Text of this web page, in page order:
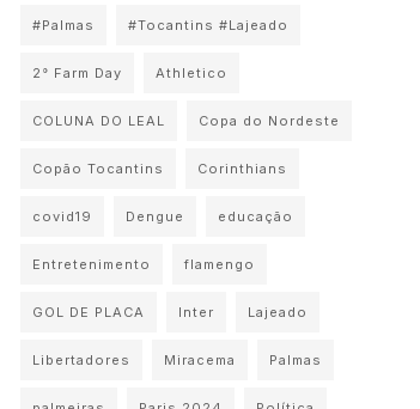
#Palmas #Tocantins #Lajeado
2° Farm Day Athletico
COLUNA DO LEAL Copa do Nordeste
Copão Tocantins Corinthians
covid19 Dengue educação
Entretenimento flamengo
GOL DE PLACA Inter Lajeado
Libertadores Miracema Palmas